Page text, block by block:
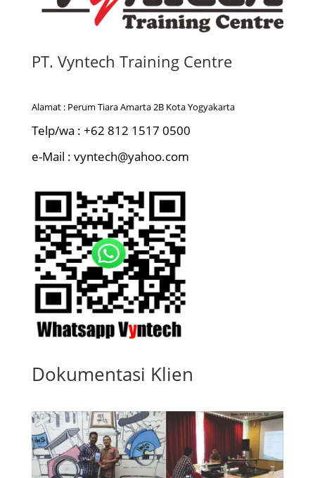
PT. Vyntech Training Centre
Alamat : Perum Tiara Amarta 2B Kota Yogyakarta
Telp/wa : +62 812 1517 0500
e-Mail : vyntech@yahoo.com
Dokumentasi Klien